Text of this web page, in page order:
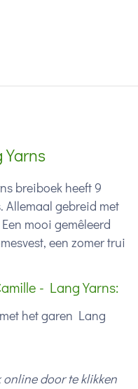
Yarns
breiboek heeft 9
Allemaal gebreid met
mooi gemêleerd
een zomer trui
- Lang Yarns:
het garen Lang
door te klikken